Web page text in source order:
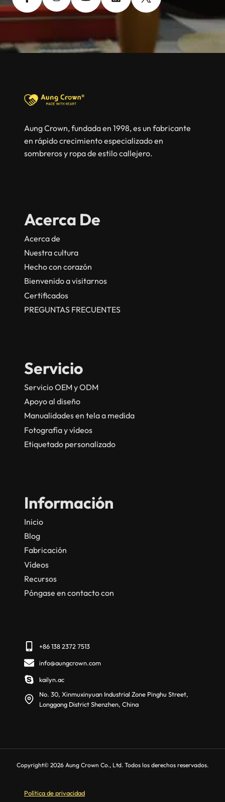
Aung Crown, fundada en 1998, es un fabricante
en rápido crecimiento especializado en
sombreros y ropa de estilo callejero.
Acerca De
Acerca de
Nuestra cultura
Hecho con corazón
Bienvenido a visitarnos
Certificados
PREGUNTAS FRECUENTES
Servicio
Servicio OEM y ODM
Apoyo al diseño
Manualidades en tela a medida
Fotografía y vídeos
Etiquetado personalizado
Información
Inicio
Blog
Fabricación
Vídeos
Recursos
Póngase en contacto con
+86 138 2372 7513
info@aungcrown.com
kailyn.ac
No. 30, Xinmuxinyuan Industrial Zone Pinghu Street,
Longgang District Shenzhen, China
Copyright© 2026 Aung Crown Co., Ltd. Todos los derechos reservados.
Política de privacidad